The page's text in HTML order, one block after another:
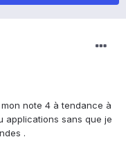
note 4 à tendance à
applications sans que je
.